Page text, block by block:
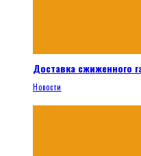
Доставка сжиженного
Новости